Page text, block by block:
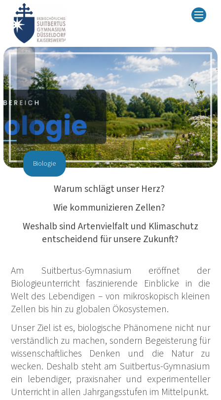
© SBG
Biologie
Warum schlägt unser Herz?
Wie kommunizieren Zellen?
Weshalb sind Artenvielfalt und Klimaschutz
entscheidend für unsere Zukunft?
Am Suitbertus-Gymnasium eröffnet der
Biologieunterricht faszinierende Einblicke in die
Welt des Lebendigen – von mikroskopisch kleinen
Zellen bis hin zu globalen Ökosystemen.
Unser Ziel ist es, biologische Phänomene nicht nur
verständlich zu machen, sondern Begeisterung für
wissenschaftliches Denken und die Natur zu
wecken. Deshalb steht am Suitbertus-Gymnasium
ein lebendiger, praxisnaher und experimenteller
Unterricht in allen Jahrgangsstufen im Mittelpunkt.